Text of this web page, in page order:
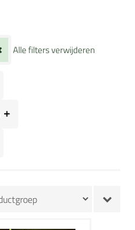
Alle filters verwijderen